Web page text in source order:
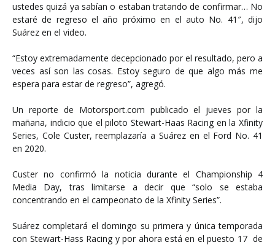
ustedes quizá ya sabían o estaban tratando de confirmar… No
estaré de regreso el año próximo en el auto No. 41″, dijo
Suárez en el video.
“Estoy extremadamente decepcionado por el resultado, pero a
veces así son las cosas. Estoy seguro de que algo más me
espera para estar de regreso”, agregó.
Un reporte de Motorsport.com publicado el jueves por la
mañana, indicio que el piloto Stewart-Haas Racing en la Xfinity
Series, Cole Custer, reemplazaría a Suárez en el Ford No. 41
en 2020.
Custer no confirmó la noticia durante el Championship 4
Media Day, tras limitarse a decir que “solo se estaba
concentrando en el campeonato de la Xfinity Series”.
Suárez completará el domingo su primera y única temporada
con Stewart-Hass Racing y por ahora está en el puesto 17 de